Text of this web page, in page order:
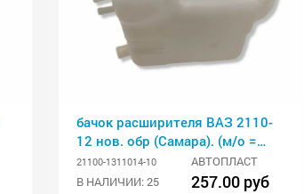
бачок расширителя ВАЗ 2110-
12 нов. обр (Самара). (м/о =
30.000)
21100-1311014-10
АВТОПЛАСТ
В НАЛИЧИИ: 25
257.00 руб